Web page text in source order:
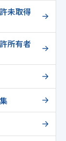
未取得
所有者